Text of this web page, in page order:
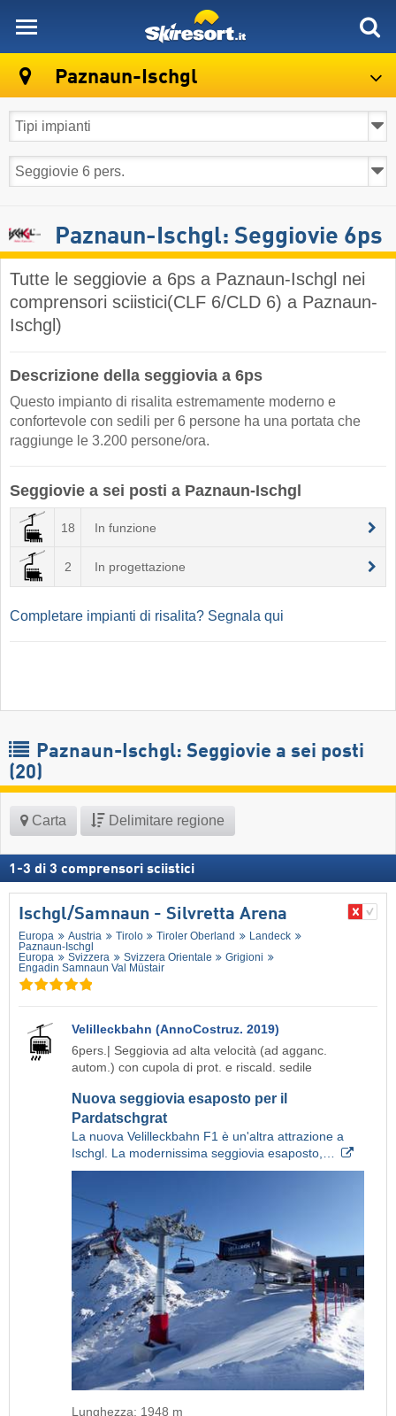
Paznaun-Ischgl
Paznaun-Ischgl: Seggiovie 6ps
Tutte le seggiovie a 6ps a Paznaun-Ischgl nei
comprensori sciistici(CLF 6/CLD 6) a Paznaun-
Ischgl)
Descrizione della seggiovia a 6ps
Questo impianto di risalita estremamente moderno e
confortevole con sedili per 6 persone ha una portata che
raggiunge le 3.200 persone/ora.
Seggiovie a sei posti a Paznaun-Ischgl
18 In funzione
2 In progettazione
Completare impianti di risalita? Segnala qui
Paznaun-Ischgl: Seggiovie a sei posti
(20)
Carta Delimitare regione
1 -3 di 3 comprensori sciistici
Ischgl/​Samnaun - Silvretta Arena
Europa Austria Tirolo Tiroler Oberland
Landeck
Paznaun-Ischgl
Europa
Svizzera Svizzera Orientale
Grigioni
Engadin Samnaun Val Müstair
Velilleckbahn (AnnoCostruz. 2019)
6pers.| Seggiovia ad alta velocità (ad agganc.
autom.) con cupola di prot. e riscald. sedile
Nuova seggiovia esaposto per il
Pardatschgrat
La nuova Velilleckbahn F1 è un'altra attrazione a
Ischgl. La modernissima seggiovia esaposto,…
Lunghezza: 1948 m